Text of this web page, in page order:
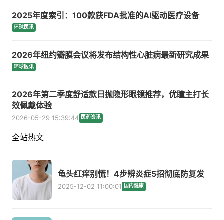
2025年度索引：100款获FDA批准的AI驱动医疗设备
环球医讯
2026年纽约瓣膜会议将发布结构性心脏病最新研究成果
环球医讯
2026年第二季度舒适款日抛隐形眼镜推荐，优瞳主打长
效佩戴体验
2026-05-29 15:39:44 医药资讯
全站热文
龟头红痒别慌！4步辨炎症5招彻底防复发
2025-12-02 11:00:01 国内健康